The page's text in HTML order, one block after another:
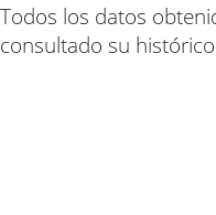
Todos los datos
consultado su